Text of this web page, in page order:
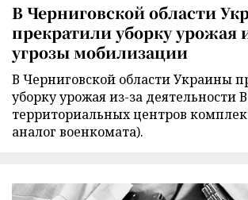
В Черниговской области
прекратили уборку урожая
угрозы мобилизации
В Черниговской области Украины
уборку урожая из-за деятельности
территориальных центров
аналог военкомата).